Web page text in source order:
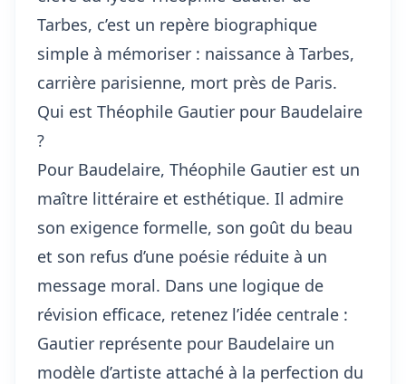
Tarbes, c’est un repère biographique
simple à mémoriser : naissance à Tarbes,
carrière parisienne, mort près de Paris.
Qui est Théophile Gautier pour Baudelaire
?
Pour Baudelaire, Théophile Gautier est un
maître littéraire et esthétique. Il admire
son exigence formelle, son goût du beau
et son refus d’une poésie réduite à un
message moral. Dans une logique de
révision efficace, retenez l’idée centrale :
Gautier représente pour Baudelaire un
modèle d’artiste attaché à la perfection du